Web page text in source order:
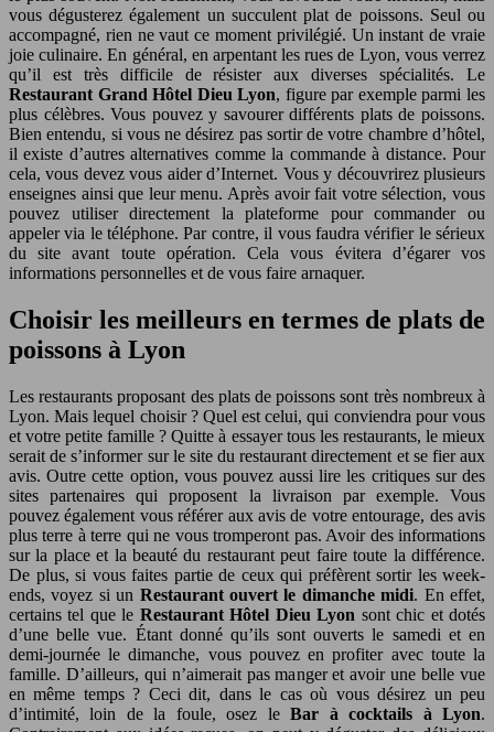
vous dégusterez également un succulent plat de poissons. Seul ou
accompagné, rien ne vaut ce moment privilégié. Un instant de vraie
joie culinaire. En général, en arpentant les rues de Lyon, vous verrez
qu’il est très difficile de résister aux diverses spécialités. Le
Restaurant Grand Hôtel Dieu Lyon, figure par exemple parmi les
plus célèbres. Vous pouvez y savourer différents plats de poissons.
Bien entendu, si vous ne désirez pas sortir de votre chambre d’hôtel,
il existe d’autres alternatives comme la commande à distance. Pour
cela, vous devez vous aider d’Internet. Vous y découvrirez plusieurs
enseignes ainsi que leur menu. Après avoir fait votre sélection, vous
pouvez utiliser directement la plateforme pour commander ou
appeler via le téléphone. Par contre, il vous faudra vérifier le sérieux
du site avant toute opération. Cela vous évitera d’égarer vos
informations personnelles et de vous faire arnaquer.
Choisir les meilleurs en termes de plats de
poissons à Lyon
Les restaurants proposant des plats de poissons sont très nombreux à
Lyon. Mais lequel choisir ? Quel est celui, qui conviendra pour vous
et votre petite famille ? Quitte à essayer tous les restaurants, le mieux
serait de s’informer sur le site du restaurant directement et se fier aux
avis. Outre cette option, vous pouvez aussi lire les critiques sur des
sites partenaires qui proposent la livraison par exemple. Vous
pouvez également vous référer aux avis de votre entourage, des avis
plus terre à terre qui ne vous tromperont pas. Avoir des informations
sur la place et la beauté du restaurant peut faire toute la différence.
De plus, si vous faites partie de ceux qui préfèrent sortir les week-
ends, voyez si un Restaurant ouvert le dimanche midi. En effet,
certains tel que le Restaurant Hôtel Dieu Lyon sont chic et dotés
d’une belle vue. Étant donné qu’ils sont ouverts le samedi et en
demi-journée le dimanche, vous pouvez en profiter avec toute la
famille. D’ailleurs, qui n’aimerait pas manger et avoir une belle vue
en même temps ? Ceci dit, dans le cas où vous désirez un peu
d’intimité, loin de la foule, osez leBar à cocktails à Lyon.